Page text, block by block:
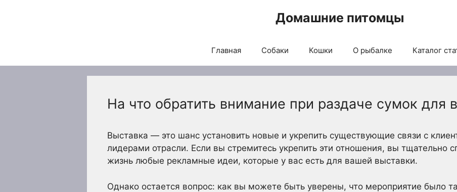
Домашние питомцы
Главная Собаки Кошки О рыбалке Каталог
На что обратить внимание при раздаче сумок для
Выставка — это шанс установить новые и укрепить существующие связи с
лидерами отрасли. Если вы стремитесь укрепить эти отношения, вы тщательно
жизнь любые рекламные идеи, которые у вас есть для вашей выставки.
Однако остается вопрос: как вы можете быть уверены, что мероприятие было